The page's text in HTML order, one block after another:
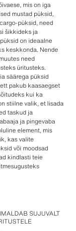
mis on iga
mustad püksid,
püksid, need
šikkideks ja
on ideaalne
keskkonda. Nende
need
üritusteks.
säärega püksid
pakub kaasaegset
kui ka
stiilne valik, et lisada
taskud ja
ja pingevaba
element, mis
kas valite
või moodsad
kindlasti teie
SUJUVALT